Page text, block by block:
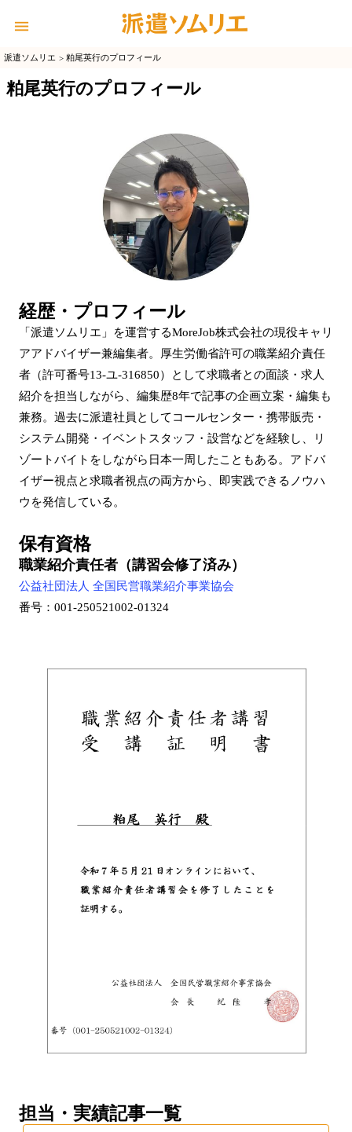
派遣ソムリエ 粕尾英行のプロフィール
粕尾英行のプロフィール
経歴・プロフィール
「派遣ソムリエ」を運営するMoreJob株式会社の現役キャリ
アアドバイザー兼編集者。厚生労働省許可の職業紹介責任
者（許可番号13-ユ-316850）として求職者との面談・求人
紹介を担当しながら、編集歴8年で記事の企画立案・編集も
兼務。過去に派遣社員としてコールセンター・携帯販売・
システム開発・イベントスタッフ・設営などを経験し、リ
ゾートバイトをしながら日本一周したこともある。アドバ
イザー視点と求職者視点の両方から、即実践できるノウハ
ウを発信している。
保有資格
職業紹介責任者（講習会修了済み）
公益社団法人 全国民営職業紹介事業協会
番号：001-250521002-01324
担当・実績記事一覧